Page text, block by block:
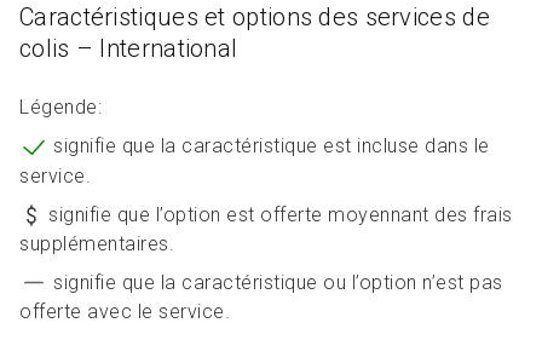
Caractéristiques et options des services de
colis – International
Légende:
signifie que la caractéristique est incluse dans le
service.
signifie que l’option est offerte moyennant des frais
supplémentaires.
signifie que la caractéristique ou l’option n’est pas
offerte avec le service.